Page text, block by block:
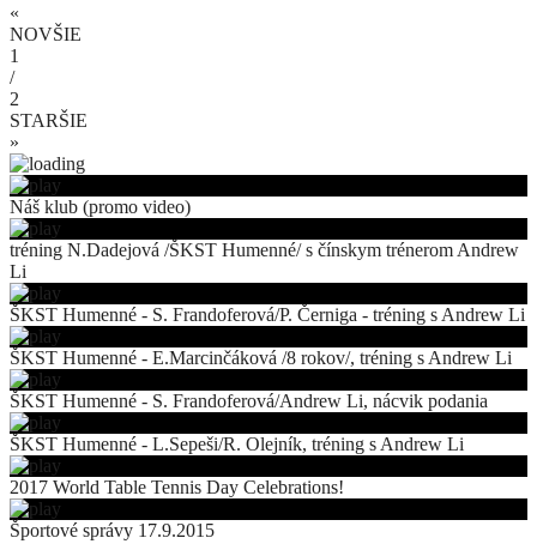
«
NOVŠIE
1
/
2
STARŠIE
»
Náš klub (promo video)
tréning N.Dadejová /ŠKST Humenné/ s čínskym trénerom Andrew
Li
ŠKST Humenné - S. Frandoferová/P. Černiga - tréning s Andrew Li
ŠKST Humenné - E.Marcinčáková /8 rokov/, tréning s Andrew Li
ŠKST Humenné - S. Frandoferová/Andrew Li, nácvik podania
ŠKST Humenné - L.Sepeši/R. Olejník, tréning s Andrew Li
2017 World Table Tennis Day Celebrations!
Športové správy 17.9.2015